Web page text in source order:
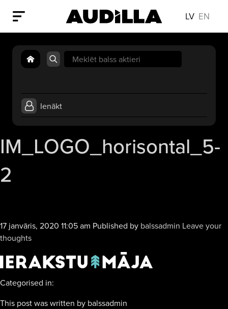
LV EN
Search
for:
Ienākt
IM_LOGO_horisontal_5-
2
17 janvāris, 2020 11:05 am Published by balssadmin Leave your
thoughts
Categorised in:
This post was written by balssadmin